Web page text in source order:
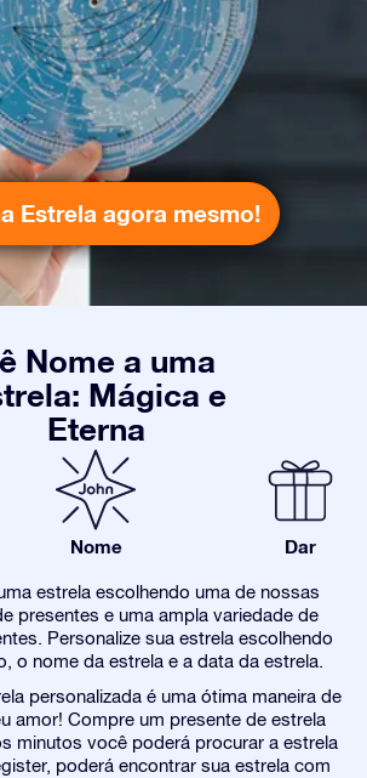
Estrela agora mesmo!
Nome a uma
Mágica e
Eterna
Nome Dar
estrela escolhendo uma de nossas
presentes e uma ampla variedade de
Personalize sua estrela escolhendo
o nome da estrela e a data da estrela.
personalizada é uma ótima maneira de
amor! Compre um presente de estrela
minutos você poderá procurar a estrela
poderá encontrar sua estrela com